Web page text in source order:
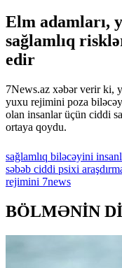
Elm adamları,
sağlamlıq
edir
7News.az xəbər verir ki,
yuxu rejimini poza
olan insanlar üçün ciddi
ortaya qoydu.
sağlamlıq biləcəyini
səbəb ciddi psixi
rejimini 7news
BÖLMƏNİN